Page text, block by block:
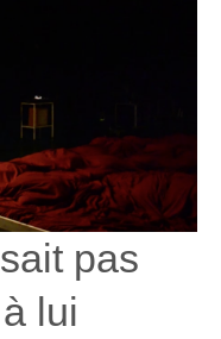
pas
lui